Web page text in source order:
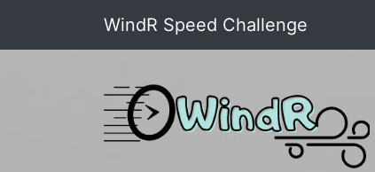
WindR Speed Challenge